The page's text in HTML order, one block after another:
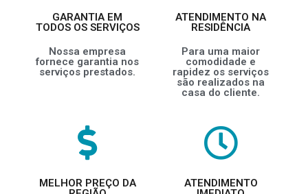
GARANTIA EM
TODOS OS SERVIÇOS
Nossa empresa
fornece garantia nos
serviços prestados.
ATENDIMENTO NA
RESIDÊNCIA
Para uma maior
comodidade e
rapidez os serviços
são realizados na
casa do cliente.
MELHOR PREÇO DA
ATENDIMENTO